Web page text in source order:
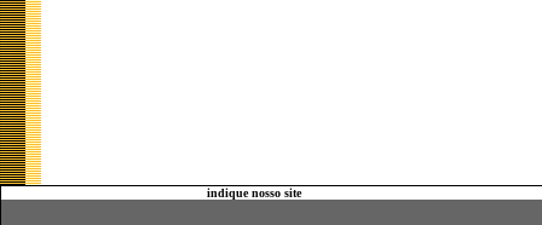
indique nosso site